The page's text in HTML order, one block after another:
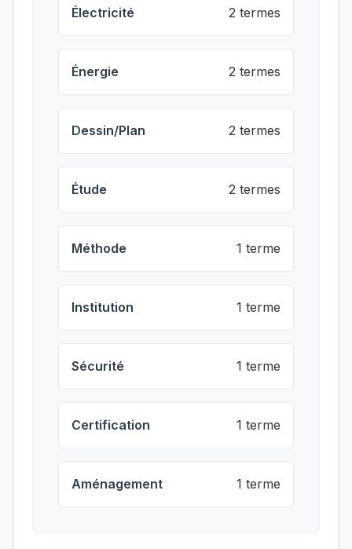
Électricité 2 termes
Énergie 2 termes
Dessin/Plan 2 termes
Étude 2 termes
Méthode 1 terme
Institution 1 terme
Sécurité 1 terme
Certification 1 terme
Aménagement 1 terme